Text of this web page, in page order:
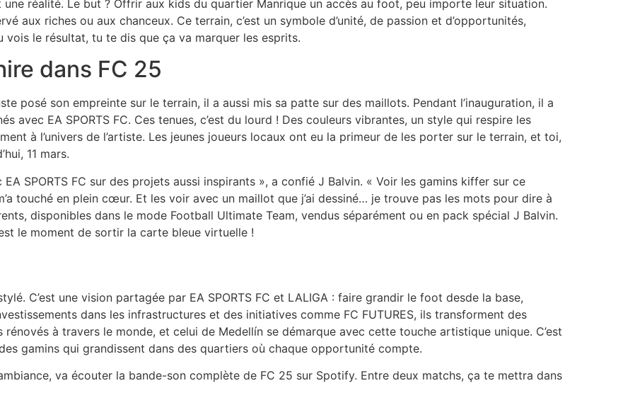
une réalité. Le but ? Offrir aux kids du quartier Manrique un accès au foot, peu importe leur situation.
aux riches ou aux chanceux. Ce terrain, c’est un symbole d’unité, de passion et d’opportunités,
le résultat, tu te dis que ça va marquer les esprits.
dans FC 25
posé son empreinte sur le terrain, il a aussi mis sa patte sur des maillots. Pendant l’inauguration, il a
avec EA SPORTS FC. Ces tenues, c’est du lourd ! Des couleurs vibrantes, un style qui respire les
à l’univers de l’artiste. Les jeunes joueurs locaux ont eu la primeur de les porter sur le terrain, et toi,
11 mars.
SPORTS FC sur des projets aussi inspirants », a confié J Balvin. « Voir les gamins kiffer sur ce
touché en plein cœur. Et les voir avec un maillot que j’ai dessiné… je trouve pas les mots pour dire à
disponibles dans le mode Football Ultimate Team, vendus séparément ou en pack spécial J Balvin.
le moment de sortir la carte bleue virtuelle !
C’est une vision partagée par EA SPORTS FC et LALIGA : faire grandir le foot desde la base,
dans les infrastructures et des initiatives comme FC FUTURES, ils transforment des
à travers le monde, et celui de Medellín se démarque avec cette touche artistique unique. C’est
gamins qui grandissent dans des quartiers où chaque opportunité compte.
va écouter la bande-son complète de FC 25 sur Spotify. Entre deux matchs, ça te mettra dans